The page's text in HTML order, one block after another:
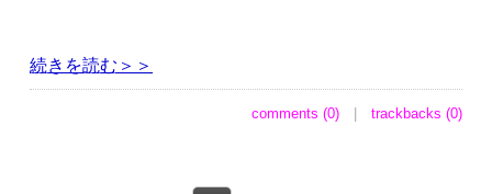
続きを読む＞＞
comments (0)| trackbacks (0)